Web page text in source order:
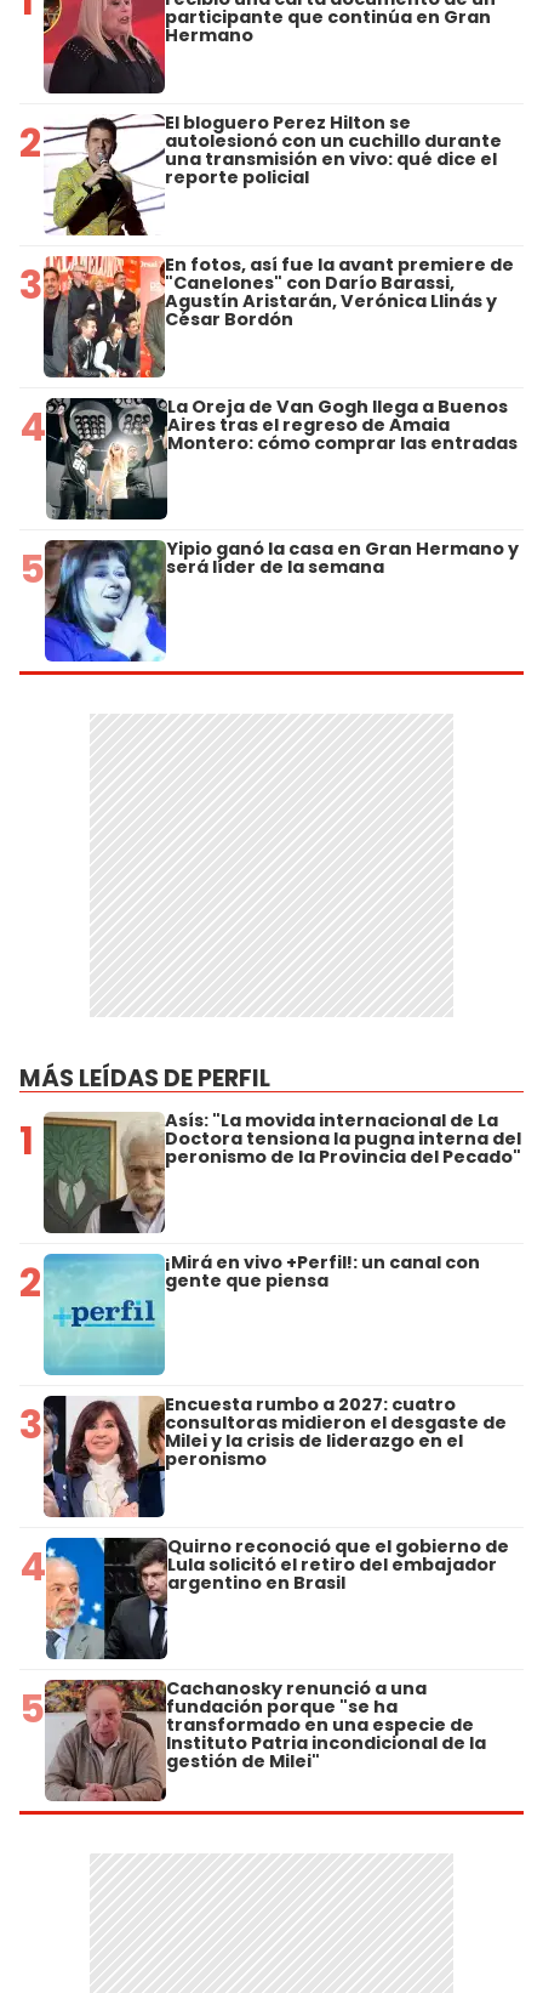
participante que continúa en Gran
Hermano
2 El bloguero Perez Hilton se
autolesionó con un cuchillo durante
una transmisión en vivo: qué dice el
reporte policial
3 En fotos, así fue la avant premiere de
"Canelones" con Darío Barassi,
Agustín Aristarán, Verónica Llinás y
César Bordón
4 La Oreja de Van Gogh llega a Buenos
Aires tras el regreso de Amaia
Montero: cómo comprar las entradas
5 Yipio ganó la casa en Gran Hermano y
será líder de la semana
MÁS LEÍDAS DE PERFIL
1 Asís: "La movida internacional de La
Doctora tensiona la pugna interna del
peronismo de la Provincia del Pecado"
2 ¡Mirá en vivo +Perfil!: un canal con
gente que piensa
3 Encuesta rumbo a 2027: cuatro
consultoras midieron el desgaste de
Milei y la crisis de liderazgo en el
peronismo
4 Quirno reconoció que el gobierno de
Lula solicitó el retiro del embajador
argentino en Brasil
5 Cachanosky renunció a una
fundación porque "se ha
transformado en una especie de
Instituto Patria incondicional de la
gestión de Milei"